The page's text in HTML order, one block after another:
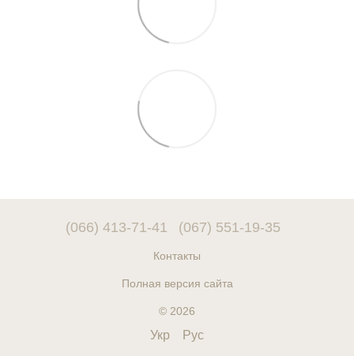
(066) 413-71-41 (067) 551-19-35
Контакты
Полная версия сайта
© 2026
Укр Рус